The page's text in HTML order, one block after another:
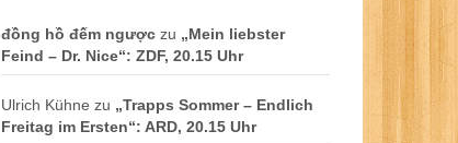
đồng hồ đếm ngược zu „Mein liebster
Feind – Dr. Nice“: ZDF, 20.15 Uhr
Ulrich Kühne zu „Trapps Sommer – Endlich
Freitag im Ersten“: ARD, 20.15 Uhr